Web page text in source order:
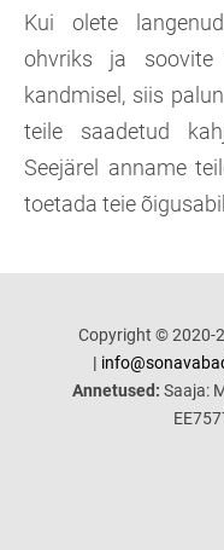
Kui olete
ohvriks ja soovite
kandmisel, siis
teile saadetud
Seejärel anname
toetada teie
Copyright © 2020-
|
Annetused: Saaja: